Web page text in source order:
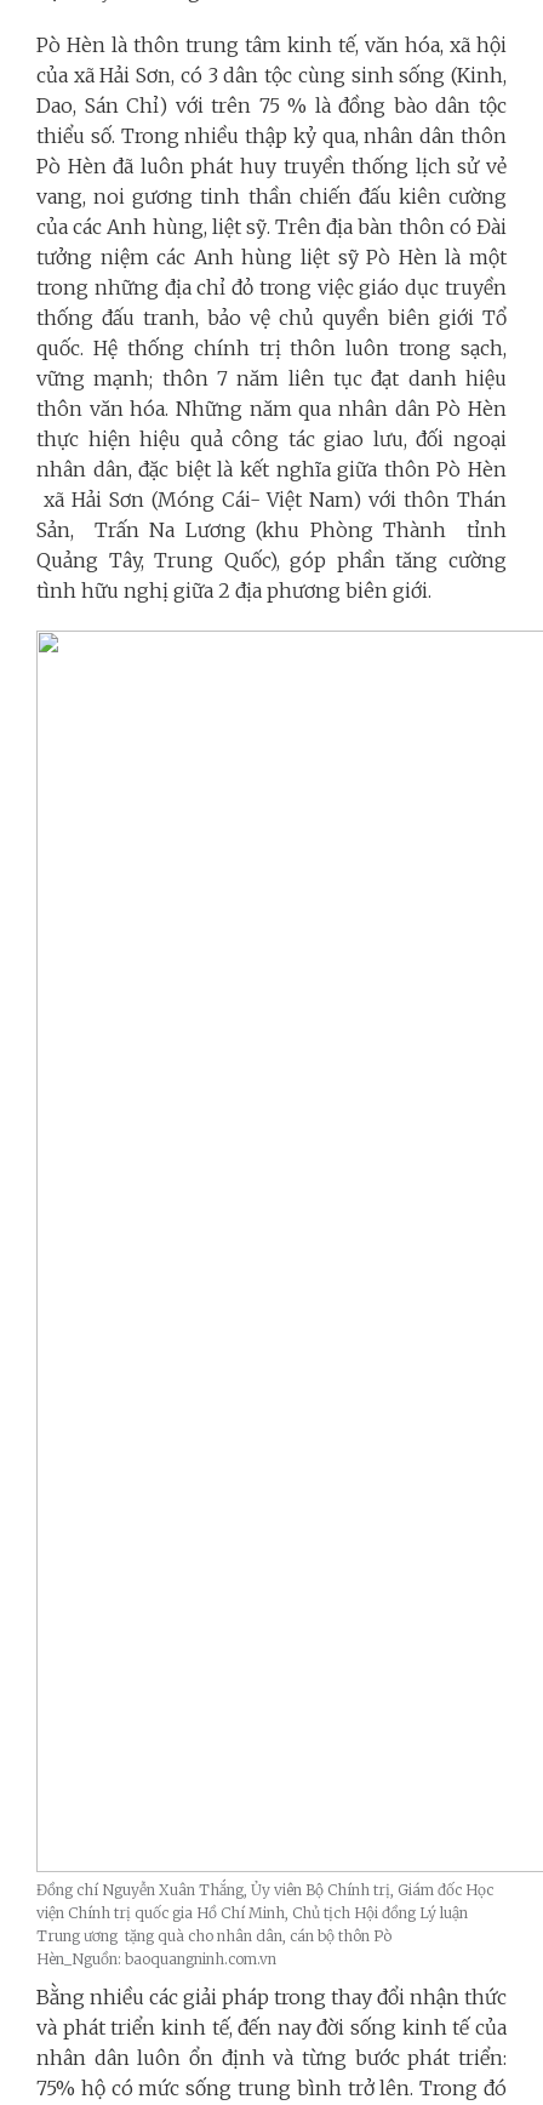
Pò Hèn là thôn trung tâm kinh tế, văn hóa, xã hội
của xã Hải Sơn, có 3 dân tộc cùng sinh sống (Kinh,
Dao, Sán Chỉ) với trên 75 % là đồng bào dân tộc
thiểu số. Trong nhiều thập kỷ qua, nhân dân thôn
Pò Hèn đã luôn phát huy truyền thống lịch sử vẻ
vang, noi gương tinh thần chiến đấu kiên cường
của các Anh hùng, liệt sỹ. Trên địa bàn thôn có Đài
tưởng niệm các Anh hùng liệt sỹ Pò Hèn là một
trong những địa chỉ đỏ trong việc giáo dục truyền
thống đấu tranh, bảo vệ chủ quyền biên giới Tổ
quốc. Hệ thống chính trị thôn luôn trong sạch,
vững mạnh; thôn 7 năm liên tục đạt danh hiệu
thôn văn hóa. Những năm qua nhân dân Pò Hèn
thực hiện hiệu quả công tác giao lưu, đối ngoại
nhân dân, đặc biệt là kết nghĩa giữa thôn Pò Hèn
xã Hải Sơn (Móng Cái- Việt Nam) với thôn Thán
Sản, Trấn Na Lương (khu Phòng Thành tỉnh
Quảng Tây, Trung Quốc), góp phần tăng cường
tình hữu nghị giữa 2 địa phương biên giới.
Đồng chí Nguyễn Xuân Thắng, Ủy viên Bộ Chính trị, Giám đốc Học
viện Chính trị quốc gia Hồ Chí Minh, Chủ tịch Hội đồng Lý luận
Trung ương tặng quà cho nhân dân, cán bộ thôn Pò
Hèn_Nguồn: baoquangninh.com.vn
Bằng nhiều các giải pháp trong thay đổi nhận thức
và phát triển kinh tế, đến nay đời sống kinh tế của
nhân dân luôn ổn định và từng bước phát triển:
75% hộ có mức sống trung bình trở lên. Trong đó